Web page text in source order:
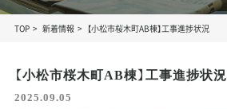
TOP 新着情報 【小松市桜木町AB棟】工事進捗状況
【小松市桜木町AB棟】工事進捗状況
2025.09.05